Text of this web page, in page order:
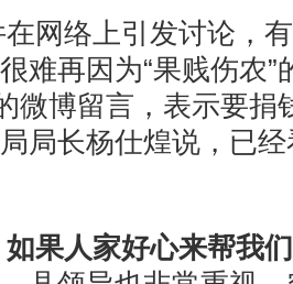
络上引发讨论，有
难再因为“果贱伤农”
微博留言，表示要捐
局长杨仕煌说，已
果人家好心来帮我